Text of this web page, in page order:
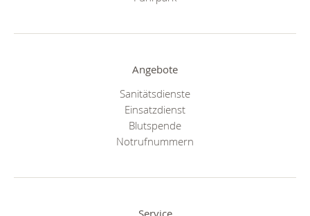
Angebote
Sanitätsdienste
Einsatzdienst
Blutspende
Notrufnummern